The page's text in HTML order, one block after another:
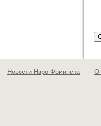
Новости Наро-Фоминска О